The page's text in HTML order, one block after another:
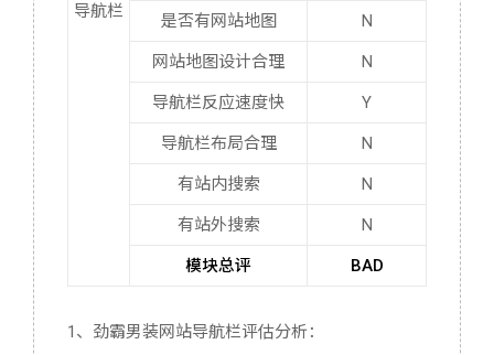
导航栏 是否有网站地图 N
网站地图设计合理 N
导航栏反应速度快 Y
导航栏布局合理 N
有站内搜索 N
有站外搜索 N
模块总评 BAD
1、劲霸男装网站导航栏评估分析：